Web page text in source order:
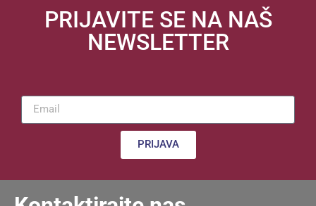
PRIJAVITE SE NA NAŠ
NEWSLETTER
PRIJAVA